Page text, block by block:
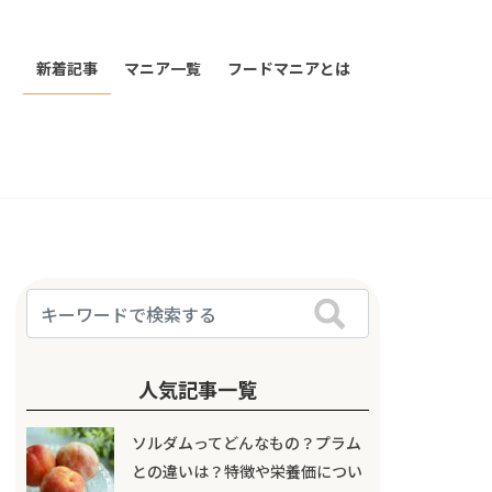
新着記事 マニア一覧 フードマニアとは
人気記事一覧
ソルダムってどんなもの？プラム
との違いは？特徴や栄養価につい